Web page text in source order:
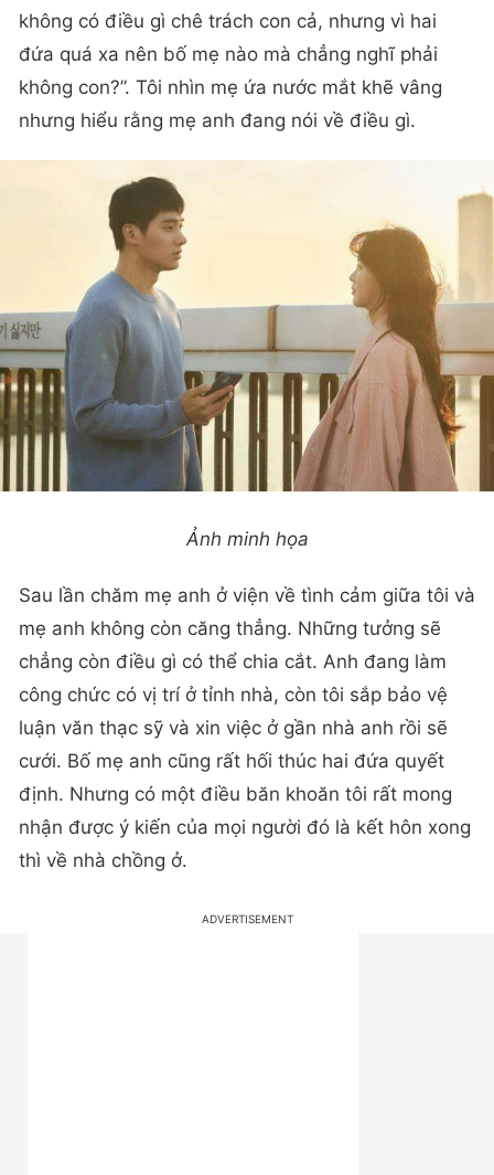
không có điều gì chê trách con cả, nhưng vì hai
đứa quá xa nên bố mẹ nào mà chẳng nghĩ phải
không con?”. Tôi nhìn mẹ ứa nước mắt khẽ vâng
nhưng hiểu rằng mẹ anh đang nói về điều gì.
Ảnh minh họa
Sau lần chăm mẹ anh ở viện về tình cảm giữa tôi và
mẹ anh không còn căng thẳng. Những tưởng sẽ
chẳng còn điều gì có thể chia cắt. Anh đang làm
công chức có vị trí ở tỉnh nhà, còn tôi sắp bảo vệ
luận văn thạc sỹ và xin việc ở gần nhà anh rồi sẽ
cưới. Bố mẹ anh cũng rất hối thúc hai đứa quyết
định. Nhưng có một điều băn khoăn tôi rất mong
nhận được ý kiến của mọi người đó là kết hôn xong
thì về nhà chồng ở.